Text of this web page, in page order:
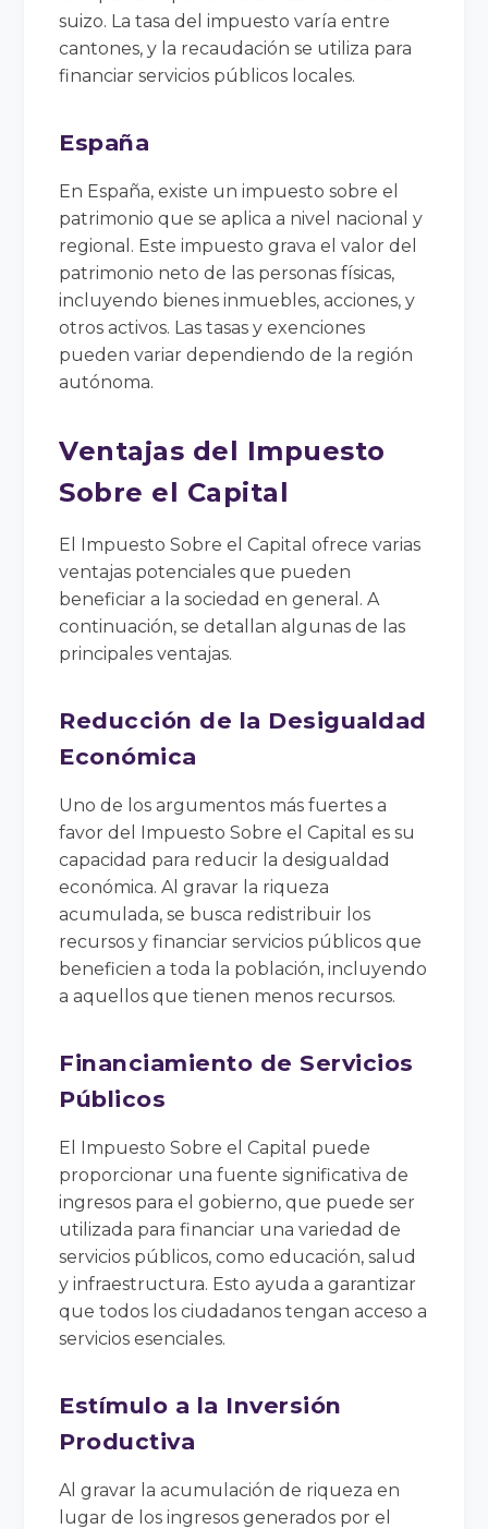
suizo. La tasa del impuesto varía entre
cantones, y la recaudación se utiliza para
financiar servicios públicos locales.
España
En España, existe un impuesto sobre el
patrimonio que se aplica a nivel nacional y
regional. Este impuesto grava el valor del
patrimonio neto de las personas físicas,
incluyendo bienes inmuebles, acciones, y
otros activos. Las tasas y exenciones
pueden variar dependiendo de la región
autónoma.
Ventajas del Impuesto
Sobre el Capital
El Impuesto Sobre el Capital ofrece varias
ventajas potenciales que pueden
beneficiar a la sociedad en general. A
continuación, se detallan algunas de las
principales ventajas.
Reducción de la Desigualdad
Económica
Uno de los argumentos más fuertes a
favor del Impuesto Sobre el Capital es su
capacidad para reducir la desigualdad
económica. Al gravar la riqueza
acumulada, se busca redistribuir los
recursos y financiar servicios públicos que
beneficien a toda la población, incluyendo
a aquellos que tienen menos recursos.
Financiamiento de Servicios
Públicos
El Impuesto Sobre el Capital puede
proporcionar una fuente significativa de
ingresos para el gobierno, que puede ser
utilizada para financiar una variedad de
servicios públicos, como educación, salud
y infraestructura. Esto ayuda a garantizar
que todos los ciudadanos tengan acceso a
servicios esenciales.
Estímulo a la Inversión
Productiva
Al gravar la acumulación de riqueza en
lugar de los ingresos generados por el